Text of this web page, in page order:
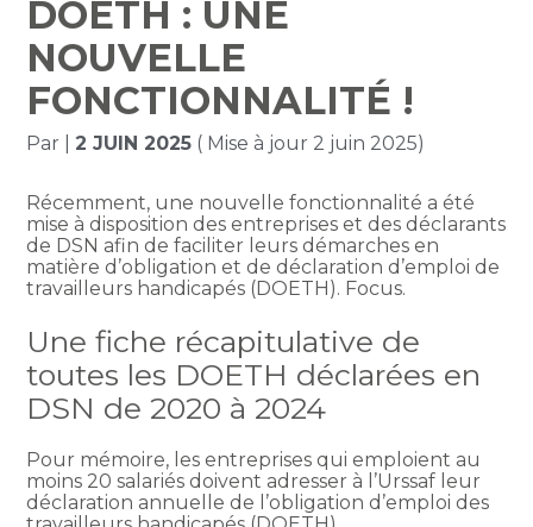
DOETH : UNE
NOUVELLE
FONCTIONNALITÉ !
Par |2 JUIN 2025 ( Mise à jour 2 juin 2025)
Récemment, une nouvelle fonctionnalité a été
mise à disposition des entreprises et des déclarants
de DSN afin de faciliter leurs démarches en
matière d’obligation et de déclaration d’emploi de
travailleurs handicapés (DOETH). Focus.
Une fiche récapitulative de
toutes les DOETH déclarées en
DSN de 2020 à 2024
Pour mémoire, les entreprises qui emploient au
moins 20 salariés doivent adresser à l’Urssaf leur
déclaration annuelle de l’obligation d’emploi des